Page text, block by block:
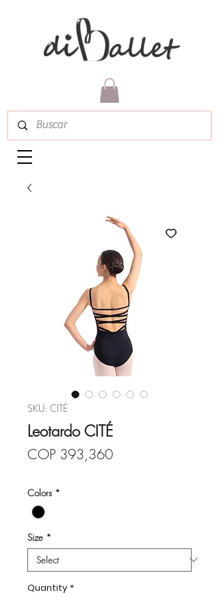
SKU: CITÉ
Leotardo CITÉ
COP 393,360Price
Colors *
Size *
Quantity *